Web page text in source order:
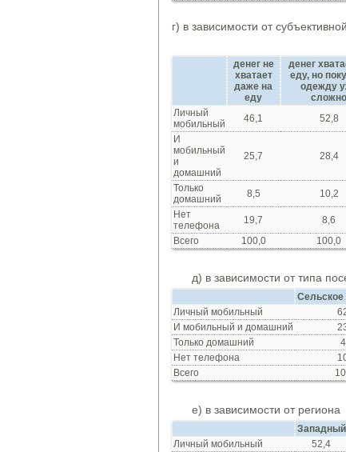
г) в зависимости от
денег не
хватает
даже на
еду
денег
еду, но
одежду
сложно
Личный
мобильный
46,1 52,8
И
мобильный
и
домашний
25,7 28,4
Только
домашний
8,5 10,2
Нет
телефона
19,7 8,6
Всего
100,0 100,0
д) в зависимости от типа
Сельское
Личный мобильный
И мобильный и домашний
Только домашний
Нет телефона
Всего
е) в зависимости от региона
Западный
Личный мобильный
52,4